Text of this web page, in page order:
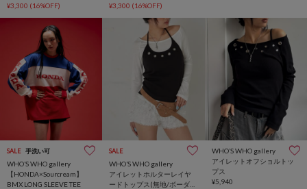
¥3,300 (16%OFF)
¥3,300 (16%OFF)
SALE 手洗い可
WHO’S WHO gallery
【HONDA×Sourcream】
BMX LONG SLEEVE TEE
SALE
WHO’S WHO gallery
アイレットホルターレイヤ
ードトップス(無地/ボーダ
WHO’S WHO gallery
アイレットオフショルトッ
プス
¥5,940